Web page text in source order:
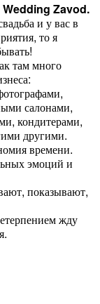
Wedding Zavod.
и у вас в
то я
там много
салонами,
кондитерами,
другими.
времени.
эмоций и
показывают,
жду